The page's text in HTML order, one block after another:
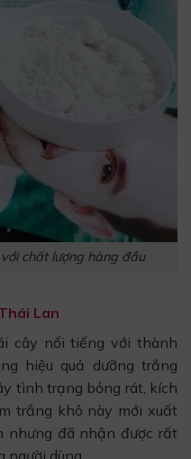
chất lượng hàng đầu
Lan
cây nổi tiếng với thành
hiệu quả dưỡng trắng
tình trạng bỏng rát, kích
trắng khô này mới xuất
nhưng đã nhận được rất